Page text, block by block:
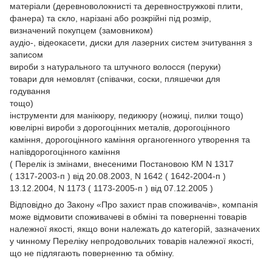
матеріали (деревноволокнисті та деревностружкові плити,
фанера) та скло, нарізані або розкрійні під розмір,
визначений покупцем (замовником)
аудіо-, відеокасети, диски для лазерних систем зчитування з
записом
вироби з натурального та штучного волосся (перуки)
товари для немовлят (співачки, соски, пляшечки для
годування
тощо)
інструменти для манікюру, педикюру (ножиці, пилки тощо)
ювелірні вироби з дорогоцінних металів, дорогоцінного
каміння, дорогоцінного каміння органогенного утворення та
напівдорогоцінного каміння
( Перелік із змінами, внесеними Постановою КМ N 1317
( 1317-2003-п ) від 20.08.2003, N 1642 ( 1642-2004-п )
13.12.2004, N 1173 ( 1173-2005-п ) від 07.12.2005 )
Відповідно до Закону «Про захист прав споживачів» , компанія
може відмовити споживачеві в обміні та поверненні товарів
належної якості, якщо вони належать до категорій, зазначених
у чинному Переліку непродовольчих товарів належної якості,
що не підлягають поверненню та обміну.